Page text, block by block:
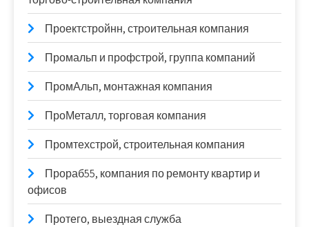
Проектстройнн, строительная компания
Промальп и профстрой, группа компаний
ПромАльп, монтажная компания
ПроМеталл, торговая компания
Промтехстрой, строительная компания
Прораб55, компания по ремонту квартир и
офисов
Протего, выездная служба